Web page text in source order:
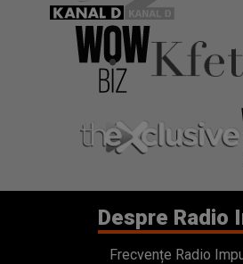
Despre Radio
Frecvențe Radio